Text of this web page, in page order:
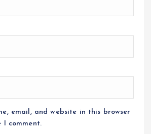
email, and website in this browser
comment.